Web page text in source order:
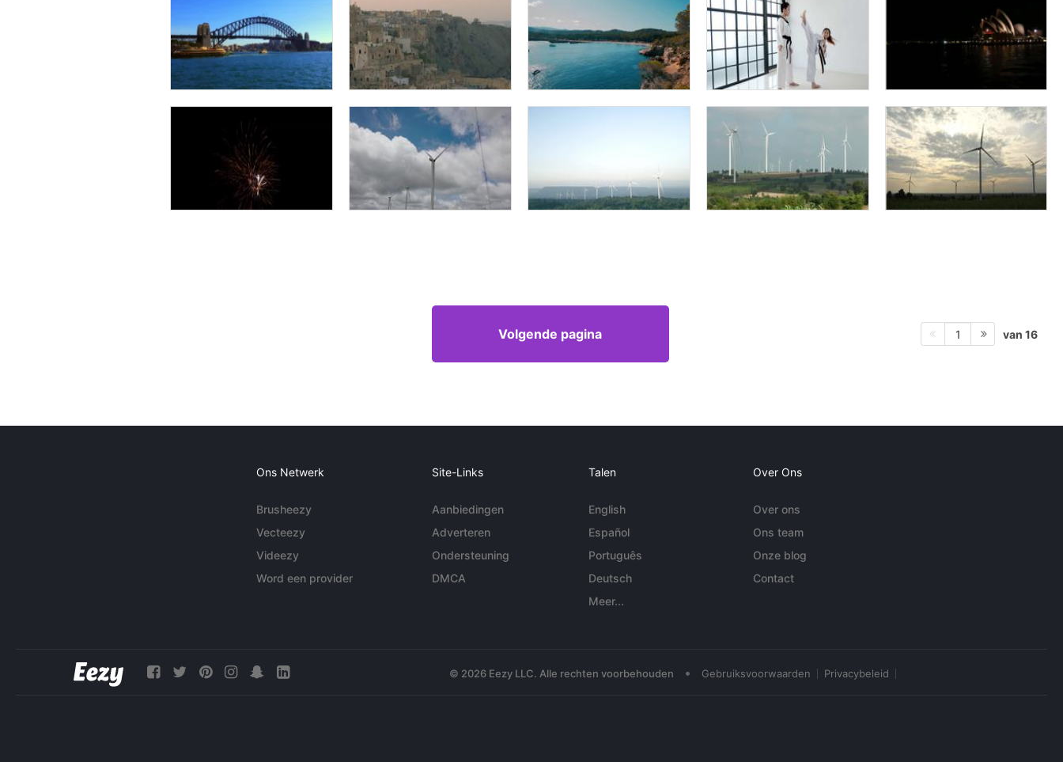
Volgende pagina 1 van 16
Ons Netwerk
Brusheezy
Vecteezy
Videezy
Word een provider
Site-Links
Aanbiedingen
Adverteren
Ondersteuning
DMCA
Talen
English
Español
Português
Deutsch
Meer...
Over Ons
Over ons
Ons team
Onze blog
Contact
© 2026 Eezy LLC. Alle rechten voorbehouden • Gebruiksvoorwaarden Privacybeleid